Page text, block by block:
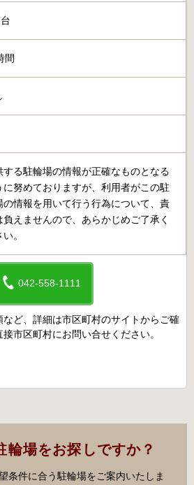
間
する駐輪場の情報が正確なものとなる
に努めておりますが、利用者がこの駐
の情報を用いて行う行為について、責
負えませんので、あらかじめご了承く
。
042-558-1111
ど、詳細は市区町村のサイトからご確
市区町村にお問い合せください。
輪場をお探しですか？
条件に合う駐輪場をご案内いたしま